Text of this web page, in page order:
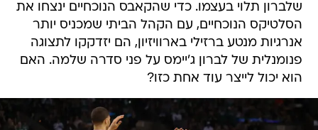
שלברון תלוי בעצמו. כדי שהקאבס הנוכחיים ינצחו את
הסלטיקס הנוכחיים, עם הקהל הביתי שמכניס יותר
אנרגיות מנטע ברזילי בארוויזיון, הם יזדקקו לתצוגה
פנומנלית של לברון ג'יימס על פני סדרה שלמה. האם
הוא יכול לייצר עוד אחת כזו?